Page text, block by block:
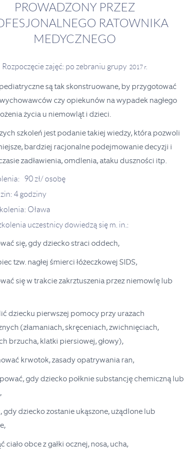
PROWADZONY PRZEZ
RATOWNIKA
MEDYCZNEGO
Rozpoczęcie zajęć: po zebraniu grupy 2017 r.
są tak skonstruowane, by przygotować
czy opiekunów na wypadek nagłego
życia u niemowląt i dzieci.
szkoleń jest podanie takiej wiedzy, która pozwoli
bardziej racjonalne podejmowanie decyzji i
zadławienia, omdlenia, ataku duszności itp.
90 zł/ osobę
4 godziny
Oława
uczestnicy dowiedzą się m. in.:
się, gdy dziecko straci oddech,
tzw. nagłej śmierci łóżeczkowej SIDS,
się w trakcie zakrztuszenia przez niemowlę lub
dziecku pierwszej pomocy przy urazach
(złamaniach, skręceniach, zwichnięciach,
brzucha, klatki piersiowej, głowy),
krwotok, zasady opatrywania ran,
gdy dziecko połknie substancję chemiczną lub
gdy dziecko zostanie ukąszone, użądlone lub
ciało obce z gałki ocznej, nosa, ucha,